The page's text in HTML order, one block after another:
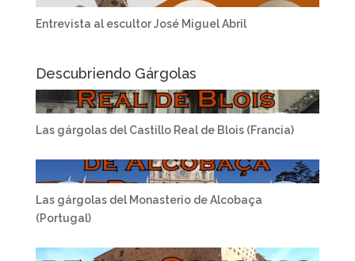
Entrevista al escultor José Miguel Abril
Descubriendo Gárgolas
Las gárgolas del Castillo Real de Blois (Francia)
Las gárgolas del Monasterio de Alcobaça
(Portugal)